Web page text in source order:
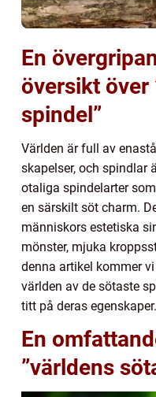
En
översikt över
spindel”
Världen är full av
skapelser, och spindlar
otaliga spindelarter
en särskilt söt charm.
människors estetiska
mönster, mjuka
denna artikel kommer
världen av de sötaste
titt på deras egenskaper.
En
”världens